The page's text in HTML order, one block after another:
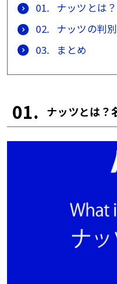
01.
ナッツとは
02.
ナッツの判
03.
まとめ
01. ナッツとは？